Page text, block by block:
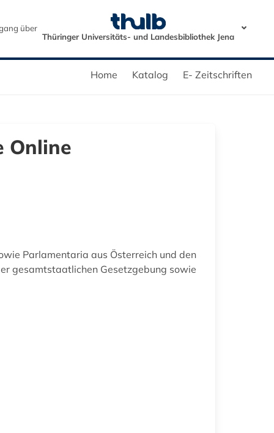
über
Thüringer Universitäts- und Landesbibliothek Jena
Home Katalog E- Zeitschriften
Online
Parlamentaria aus Österreich und den
gesamtstaatlichen Gesetzgebung sowie